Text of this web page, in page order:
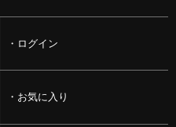
ログイン
お気に入り